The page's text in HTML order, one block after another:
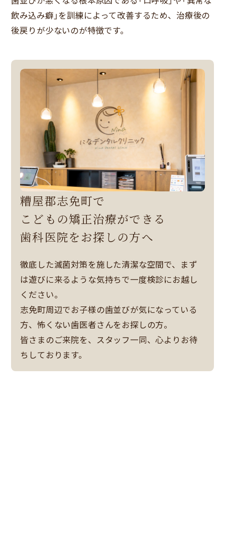
飲み込み癖」を訓練によって改善するため、治療後の
後戻りが少ないのが特徴です。
糟屋郡志免町で
こどもの矯正治療ができる
歯科医院をお探しの方へ
徹底した滅菌対策を施した清潔な空間で、まず
は遊びに来るような気持ちで一度検診にお越し
ください。
志免町周辺でお子様の歯並びが気になっている
方、怖くない歯医者さんをお探しの方。
皆さまのご来院を、スタッフ一同、心よりお待
ちしております。